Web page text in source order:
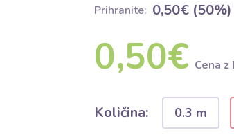
Prihranite: 0,50€ (50%)
0,50€ Cena z
Količina: 0.3 m